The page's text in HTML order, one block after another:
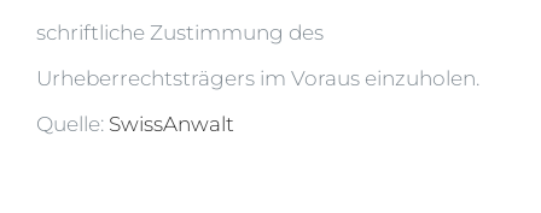
schriftliche Zustimmung des
Urheberrechtsträgers im Voraus einzuholen.
Quelle: SwissAnwalt